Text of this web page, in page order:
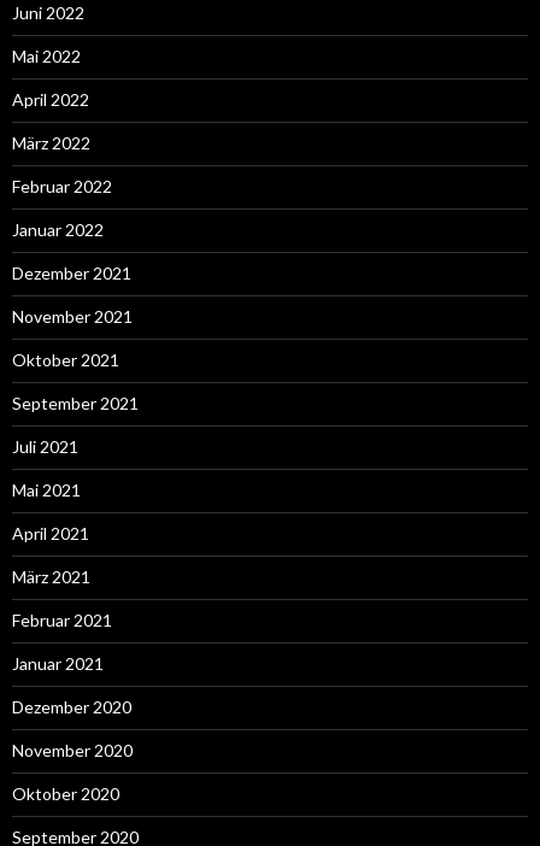
Juni 2022
Mai 2022
April 2022
März 2022
Februar 2022
Januar 2022
Dezember 2021
November 2021
Oktober 2021
September 2021
Juli 2021
Mai 2021
April 2021
März 2021
Februar 2021
Januar 2021
Dezember 2020
November 2020
Oktober 2020
September 2020